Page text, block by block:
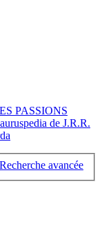
PASSIONS
de J.R.R.
Recherche avancée